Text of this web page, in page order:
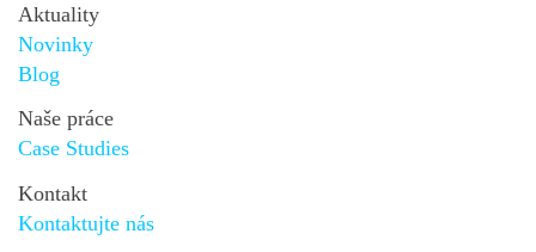
Aktuality
Novinky
Blog
Naše práce
Case Studies
Kontakt
Kontaktujte nás